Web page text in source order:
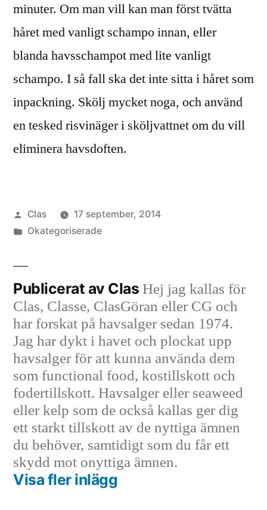
minuter. Om man vill kan man först tvätta
håret med vanligt schampo innan, eller
blanda havsschampot med lite vanligt
schampo. I så fall ska det inte sitta i håret som
inpackning. Skölj mycket noga, och använd
en tesked risvinäger i sköljvattnet om du vill
eliminera havsdoften.
Publicerat
av
Clas
17 september, 2014
Publicerat
Okategoriserade
Publicerat av Clas Hej jag kallas för
Clas, Classe, ClasGöran eller CG och
har forskat på havsalger sedan 1974.
Jag har dykt i havet och plockat upp
havsalger för att kunna använda dem
som functional food, kostillskott och
fodertillskott. Havsalger eller seaweed
eller kelp som de också kallas ger dig
ett starkt tillskott av de nyttiga ämnen
du behöver, samtidigt som du får ett
skydd mot onyttiga ämnen.
Visa fler inlägg